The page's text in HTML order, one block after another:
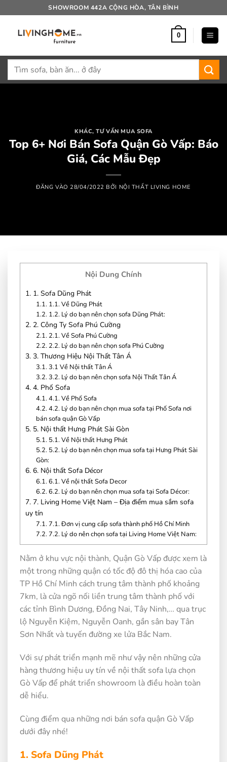
qua
SHOWROOM 442A CỘNG HÒA, TÂN BÌNH
0
Tìm
KHÁC,TƯ VẤN MUA SOFA
Top 6+ Nơi Bán Sofa Quận Gò Vấp: Báo
Giá, Các Mẫu Đẹp
ĐĂNG VÀO28/04/2022 BỞI NỘI THẤT LIVING HOME
Nội Dung Chính
1. 1. Sofa Dũng Phát
1.1. 1.1. Về Dũng Phát
1.2. 1.2. Lý do bạn nên chọn sofa Dũng Phát:
2. 2. Công Ty Sofa Phú Cường
2.1. 2.1. Về Sofa Phú Cường
2.2. 2.2. Lý do bạn nên chọn sofa Phú Cường
3. 3. Thương Hiệu Nội Thất Tân Á
3.1. 3.1 Về Nội thất Tân Á
3.2. 3.2. Lý do bạn nên chọn sofa Nội Thất Tân Á
4. 4. Phố Sofa
4.1. 4.1. Về Phố Sofa
4.2. 4.2. Lý do bạn nên chọn mua sofa tại Phố Sofa nơi
bán sofa quận Gò Vấp
5. 5. Nội thất Hưng Phát Sài Gòn
5.1. 5.1. Về Nội thất Hưng Phát
5.2. 5.2. Lý do bạn nên chọn mua sofa tại Hưng Phát Sài
Gòn:
6. 6. Nội thất Sofa Décor
6.1. 6.1. Về nội thất Sofa Decor
6.2. 6.2. Lý do bạn nên chọn mua sofa tại Sofa Décor:
7. 7. Living Home Việt Nam – Địa điểm mua sắm sofa
uy tín
7.1. 7.1. Đơn vị cung cấp sofa thành phố Hồ Chí Minh
7.2. 7.2. Lý do nên chọn sofa tại Living Home Việt Nam:
Nằm ở khu vực nội thành, Quận Gò Vấp được xem là
một trong những quận có tốc độ đô thị hóa cao của
TP Hồ Chí Minh cách trung tâm thành phố khoảng
7km, là cửa ngõ nối liền trung tâm thành phố với
các tỉnh Bình Dương, Đồng Nai, Tây Ninh,… qua trục
lộ Nguyễn Kiệm, Nguyễn Oanh, gần sân bay Tân
Sơn Nhất và tuyến đường xe lửa Bắc Nam.
Với sự phát triển mạnh mẽ như vậy nên những cửa
hàng thương hiệu uy tín về nội thất sofa lựa chọn
Gò Vấp để phát triển showroom là điều hoàn toàn
dễ hiểu.
Cùng điểm qua những nơi bán sofa quận Gò Vấp
dưới đây nhé!
1. Sofa Dũng Phát